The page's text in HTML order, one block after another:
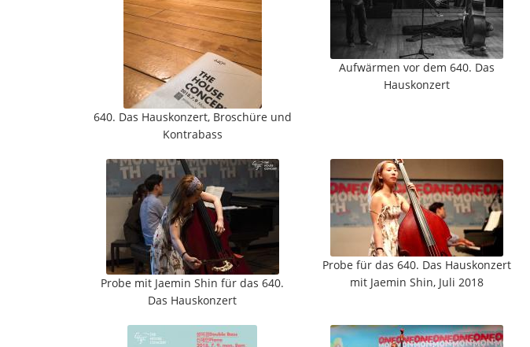
640. Das Hauskonzert, Broschüre und
Kontrabass
Aufwärmen vor dem 640. Das
Hauskonzert
Probe mit Jaemin Shin für das 640.
Das Hauskonzert
Probe für das 640. Das Hauskonzert
mit Jaemin Shin, Juli 2018